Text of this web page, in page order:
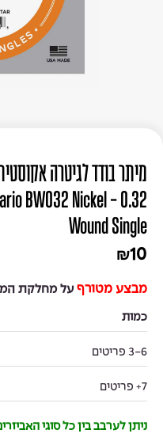
מיתר בודד לגיטרה
BW032 Nickel
Wound Single
₪10
מבצע מטורף על מחלקת
כמות
3-6 פריטים
7+ פריטים
ניתן לערבב בין כל סוגי